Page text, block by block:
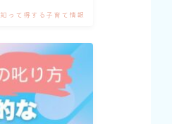
知って得する子育て情報